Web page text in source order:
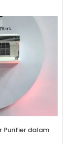
Purifier dalam